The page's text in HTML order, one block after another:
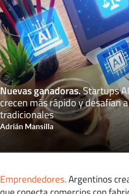
Nuevas ganadoras.Startups
crecen más rápido y desafían
tradicionales
Adrián Mansilla
Emprendedores.Argentinos